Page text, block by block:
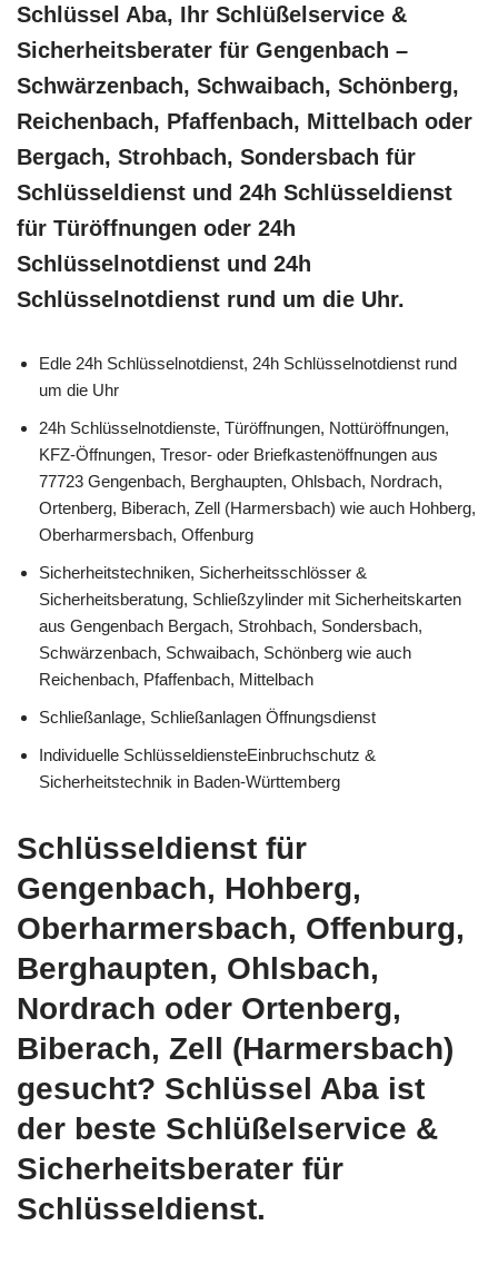
Schlüssel Aba, Ihr Schlüßelservice &
Sicherheitsberater für Gengenbach –
Schwärzenbach, Schwaibach, Schönberg,
Reichenbach, Pfaffenbach, Mittelbach oder
Bergach, Strohbach, Sondersbach für
Schlüsseldienst und 24h Schlüsseldienst
für Türöffnungen oder 24h
Schlüsselnotdienst und 24h
Schlüsselnotdienst rund um die Uhr.
Edle 24h Schlüsselnotdienst, 24h Schlüsselnotdienst rund
um die Uhr
24h Schlüsselnotdienste, Türöffnungen, Nottüröffnungen,
KFZ-Öffnungen, Tresor- oder Briefkastenöffnungen aus
77723 Gengenbach, Berghaupten, Ohlsbach, Nordrach,
Ortenberg, Biberach, Zell (Harmersbach) wie auch Hohberg,
Oberharmersbach, Offenburg
Sicherheitstechniken, Sicherheitsschlösser &
Sicherheitsberatung, Schließzylinder mit Sicherheitskarten
aus Gengenbach Bergach, Strohbach, Sondersbach,
Schwärzenbach, Schwaibach, Schönberg wie auch
Reichenbach, Pfaffenbach, Mittelbach
Schließanlage, Schließanlagen Öffnungsdienst
Individuelle SchlüsseldiensteEinbruchschutz &
Sicherheitstechnik in Baden-Württemberg
Schlüsseldienst für
Gengenbach, Hohberg,
Oberharmersbach, Offenburg,
Berghaupten, Ohlsbach,
Nordrach oder Ortenberg,
Biberach, Zell (Harmersbach)
gesucht? Schlüssel Aba ist
der beste Schlüßelservice &
Sicherheitsberater für
Schlüsseldienst.